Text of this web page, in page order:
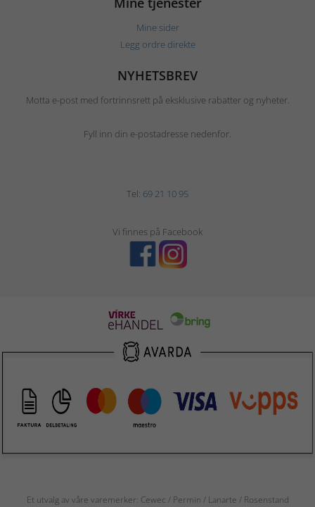
Mine sider
Legg ordre direkte
NYHETSBREV
Motta e-post med fortrinnsrett på eksklusive rabatter og nyheter.
Fyll inn din e-postadresse nedenfor.
Tel: 69 21 10 95
Vi finnes på Facebook
Et utvalg av våre varemerker: Cewec / Permin / Lanarte / Rosenstand